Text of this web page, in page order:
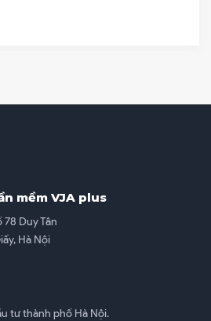
mềm VJA plus
78 Duy Tân
Hà Nội
tư thành phố Hà Nội.